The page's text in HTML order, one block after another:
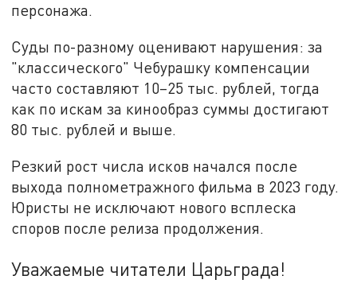
персонажа.
Суды по-разному оценивают нарушения: за
"классического" Чебурашку компенсации
часто составляют 10–25 тыс. рублей, тогда
как по искам за кинообраз суммы достигают
80 тыс. рублей и выше.
Резкий рост числа исков начался после
выхода полнометражного фильма в 2023 году.
Юристы не исключают нового всплеска
споров после релиза продолжения.
Уважаемые читатели Царьграда!